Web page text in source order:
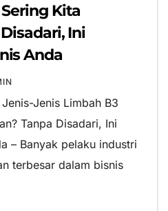
Kita
Ini
Anda
Jenis Limbah B3
Tanpa Disadari, Ini
– Banyak pelaku industri
terbesar dalam bisnis